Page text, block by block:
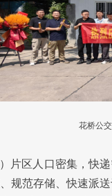
花桥公
片区人口密集，快
规范存储、快速派